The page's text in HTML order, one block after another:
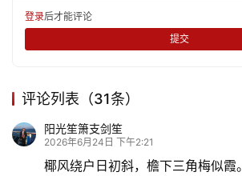
登录后才能评论
提交
评论列表（31条）
阳光笙箫支剑笙
2026年6月24日 下午2:21
椰风绕户日初斜，檐下三角梅似霞。